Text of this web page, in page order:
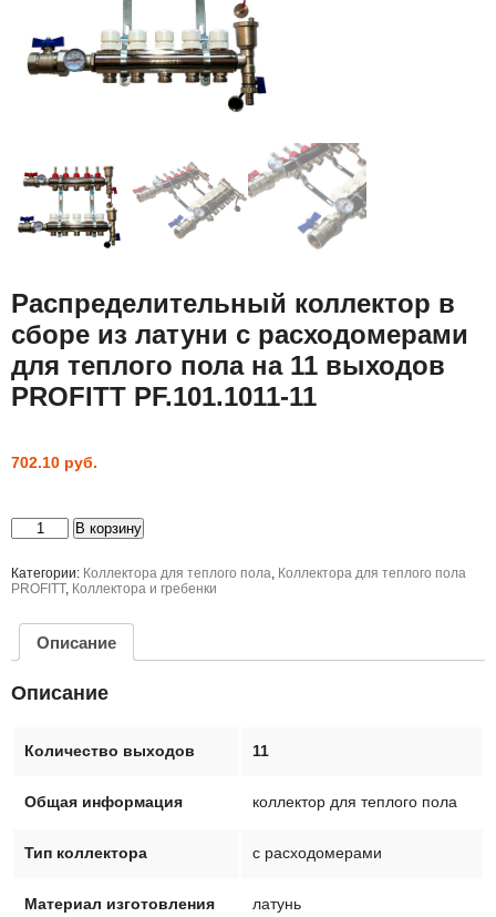
Распределительный коллектор в
сборе из латуни с расходомерами
для теплого пола на 11 выходов
PROFITT PF.101.1011-11
702.10 руб.
Количество
товара
коллектор
в
латуни
расходомерами
теплого
выходов
В корзину
Категории: Коллектора для теплого пола, Коллектора для теплого пола
PROFITT, Коллектора и гребенки
Описание
Описание
Количество выходов 11
Общая информация коллектор для теплого пола
Тип коллектора с расходомерами
Материал изготовления латунь